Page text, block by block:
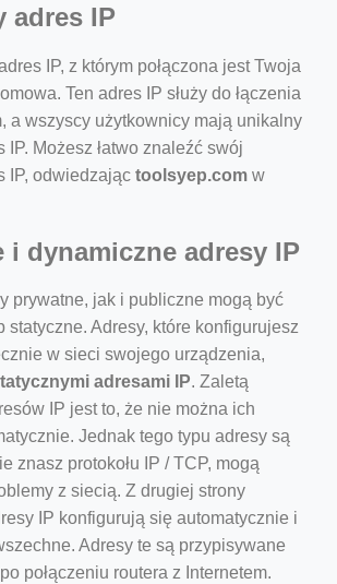
adres IP
IP, z którym połączona jest Twoja
Ten adres IP służy do łączenia
a wszyscy użytkownicy mają unikalny
IP. Możesz łatwo znaleźć swój
IP, odwiedzając toolsyep.com w
i dynamiczne adresy IP
prywatne, jak i publiczne mogą być
statyczne. Adresy, które konfigurujesz
w sieci swojego urządzenia,
adresami IP. Zaletą
IP jest to, że nie można ich
Jednak tego typu adresy są
znasz protokołu IP / TCP, mogą
z siecią. Z drugiej strony
IP konfigurują się automatycznie i
Adresy te są przypisywane
połączeniu routera z Internetem.